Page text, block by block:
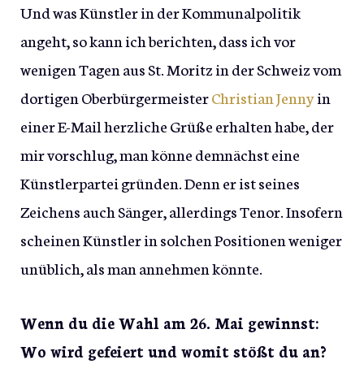
Und was Künstler in der Kommunalpolitik
angeht, so kann ich berichten, dass ich vor
wenigen Tagen aus St. Moritz in der Schweiz vom
dortigen OberbürgermeisterChristian Jennyin
einer E-Mail herzliche Grüße erhalten habe, der
mir vorschlug, man könne demnächst eine
Künstlerpartei gründen. Denn er ist seines
Zeichens auch Sänger, allerdings Tenor. Insofern
scheinen Künstler in solchen Positionen weniger
unüblich, als man annehmen könnte.
Wenn du die Wahl am 26. Mai gewinnst:
Wo wird gefeiert und womit stößt du an?